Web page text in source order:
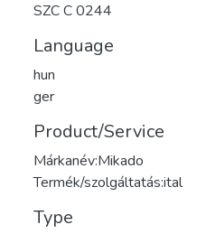
SZC C 0244
Language
hun
ger
Product/Service
Márkanév:Mikado
Termék/szolgáltatás:ital
Type